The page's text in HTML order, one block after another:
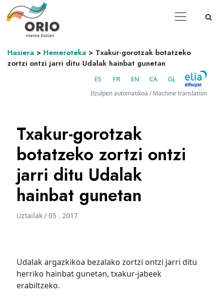
Hasiera > Hemeroteka > Txakur-gorotzak botatzeko
zortzi ontzi jarri ditu Udalak hainbat gunetan
ES FR EN CA GL
Itzulpen automatikoa / Machine translation
Txakur-gorotzak
botatzeko zortzi ontzi
jarri ditu Udalak
hainbat gunetan
Uztailak / 05 . 2017
Udalak argazkikoa bezalako zortzi ontzi jarri ditu
herriko hainbat gunetan, txakur-jabeek
erabiltzeko.